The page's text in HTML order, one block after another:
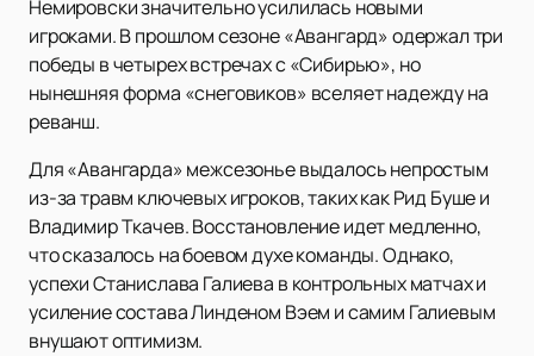
Немировски значительно усилилась новыми
игроками. В прошлом сезоне «Авангард» одержал три
победы в четырех встречах с «Сибирью», но
нынешняя форма «снеговиков» вселяет надежду на
реванш.
Для «Авангарда» межсезонье выдалось непростым
из-за травм ключевых игроков, таких как Рид Буше и
Владимир Ткачев. Восстановление идет медленно,
что сказалось на боевом духе команды. Однако,
успехи Станислава Галиева в контрольных матчах и
усиление состава Линденом Вэем и самим Галиевым
внушают оптимизм.